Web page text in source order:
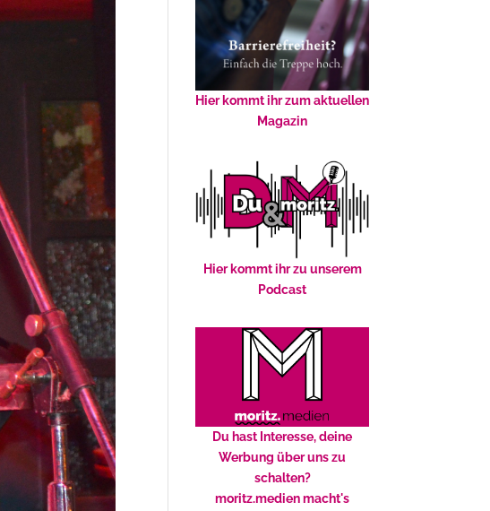
Hier kommt ihr zum aktuellen
Magazin
Hier kommt ihr zu unserem
Podcast
Du hast Interesse, deine
Werbung über uns zu
schalten?
moritz.medien macht's